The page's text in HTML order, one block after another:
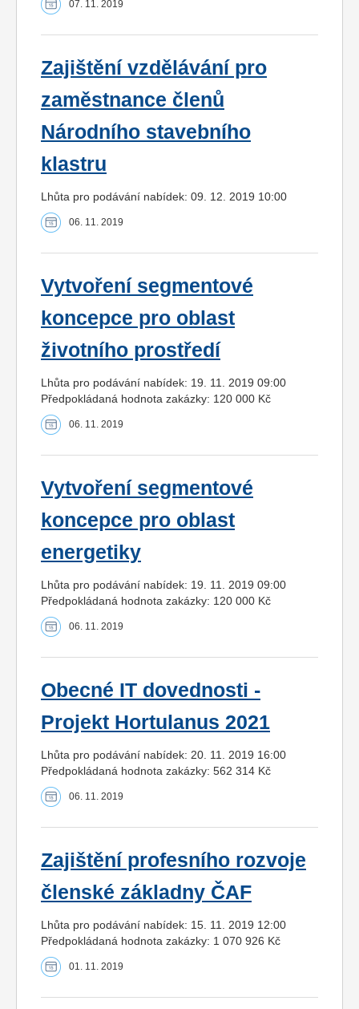
07. 11. 2019
Zajištění vzdělávání pro
zaměstnance členů
Národního stavebního
klastru
Lhůta pro podávání nabídek: 09. 12. 2019 10:00
06. 11. 2019
Vytvoření segmentové
koncepce pro oblast
životního prostředí
Lhůta pro podávání nabídek: 19. 11. 2019 09:00
Předpokládaná hodnota zakázky: 120 000 Kč
06. 11. 2019
Vytvoření segmentové
koncepce pro oblast
energetiky
Lhůta pro podávání nabídek: 19. 11. 2019 09:00
Předpokládaná hodnota zakázky: 120 000 Kč
06. 11. 2019
Obecné IT dovednosti -
Projekt Hortulanus 2021
Lhůta pro podávání nabídek: 20. 11. 2019 16:00
Předpokládaná hodnota zakázky: 562 314 Kč
06. 11. 2019
Zajištění profesního rozvoje
členské základny ČAF
Lhůta pro podávání nabídek: 15. 11. 2019 12:00
Předpokládaná hodnota zakázky: 1 070 926 Kč
01. 11. 2019